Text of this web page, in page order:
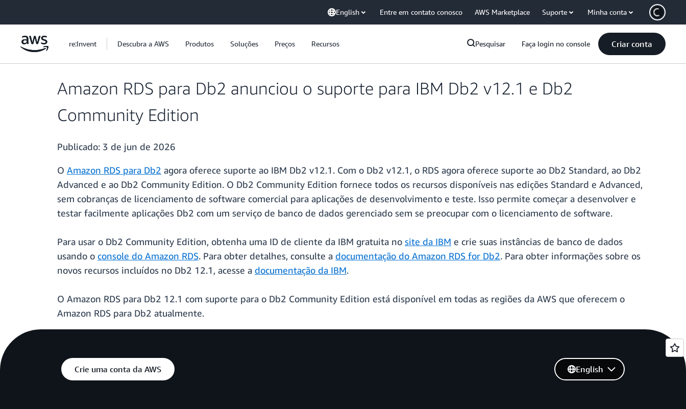
English Entre em contato conosco AWS Marketplace Suporte Minha conta
re:Invent Descubra a AWS Produtos Soluções Preços Recursos Pesquisar Faça login no console Criar conta
Amazon RDS para Db2 anunciou o suporte para IBM Db2 v12.1 e Db2
Community Edition
Publicado: 3 de jun de 2026
O Amazon RDS para Db2 agora oferece suporte ao IBM Db2 v12.1. Com o Db2 v12.1, o RDS agora oferece suporte ao Db2 Standard, ao Db2
Advanced e ao Db2 Community Edition. O Db2 Community Edition fornece todos os recursos disponíveis nas edições Standard e Advanced,
sem cobranças de licenciamento de software comercial para aplicações de desenvolvimento e teste. Isso permite começar a desenvolver e
testar facilmente aplicações Db2 com um serviço de banco de dados gerenciado sem se preocupar com o licenciamento de software.
Para usar o Db2 Community Edition, obtenha uma ID de cliente da IBM gratuita no site da IBM e crie suas instâncias de banco de dados
usando o console do Amazon RDS. Para obter detalhes, consulte a documentação do Amazon RDS for Db2. Para obter informações sobre os
novos recursos incluídos no Db2 12.1, acesse a documentação da IBM.
O Amazon RDS para Db2 12.1 com suporte para o Db2 Community Edition está disponível em todas as regiões da AWS que oferecem o
Amazon RDS para Db2 atualmente.
Crie uma conta da AWS English